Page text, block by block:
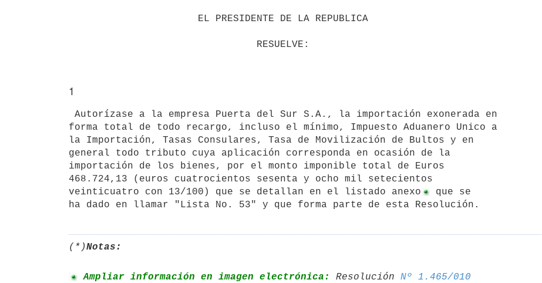
1
forma total de todo recargo, incluso el mínimo, Impuesto Aduanero Unico a
la Importación, Tasas Consulares, Tasa de Movilización de Bultos y en
general todo tributo cuya aplicación corresponda en ocasión de la
importación de los bienes, por el monto imponible total de Euros
468.724,13 (euros cuatrocientos sesenta y ocho mil setecientos
veinticuatro con 13/100) que se detallan en el listado anexo
que se
ha dado en llamar "Lista No. 53" y que forma parte de esta Resolución.
(*)Notas:
Ampliar información en imagen electrónica: Resolución Nº 1.465/010